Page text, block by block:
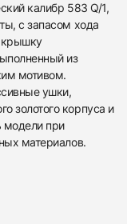
калибр 583 Q/1,
с запасом хода
крышку
из
мотивом.
ушки,
золотого корпуса и
модели при
материалов.